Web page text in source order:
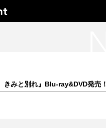
きみと別れ』Blu-ray&DVD発売